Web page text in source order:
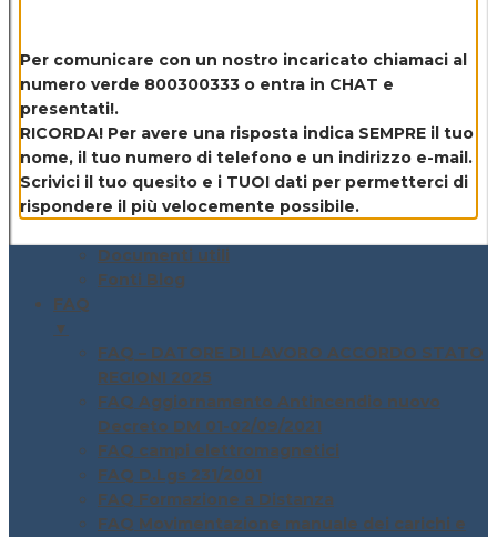
Settore Ristorazione e produzione,
somministrazione e vendita Alimenti
Settore saloni di acconciatori
Settore trasporti
Blog e Info
▼
Approfondimenti in breve
Documenti utili
Fonti Blog
FAQ
▼
FAQ – DATORE DI LAVORO ACCORDO STATO
REGIONI 2025
FAQ Aggiornamento Antincendio nuovo
Decreto DM 01-02/09/2021
FAQ campi elettromagnetici
FAQ D.Lgs 231/2001
FAQ Formazione a Distanza
FAQ Movimentazione manuale dei carichi e
Per comunicare con un nostro incaricato chiamaci al
numero verde 800300333 o entra in CHAT e
presentati!.
RICORDA! Per avere una risposta indica SEMPRE il tuo
nome, il tuo numero di telefono e un indirizzo e-mail.
Scrivici il tuo quesito e i TUOI dati per permetterci di
rispondere il più velocemente possibile.